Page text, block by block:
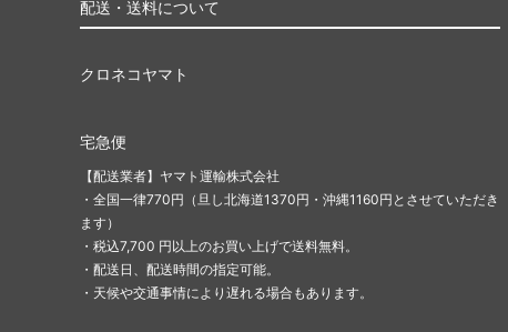
配送・送料について
クロネコヤマト
宅急便
【配送業者】ヤマト運輸株式会社
・全国一律770円（旦し北海道1370円・沖縄1160円とさせていただき
ます）
・税込7,700 円以上のお買い上げで送料無料。
・配送日、配送時間の指定可能。
・天候や交通事情により遅れる場合もあります。